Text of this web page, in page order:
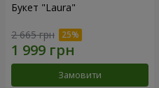
Букет "Laura"
2 665 грн
Замовити